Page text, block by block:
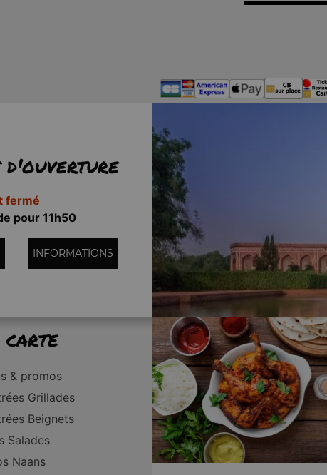
fermé
pour 11h50
INFORMATIONS
carte
& promos
Grillades
Beignets
Salades
Naans